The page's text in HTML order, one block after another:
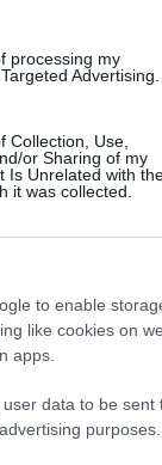
processing my
Advertising.
Collection, Use,
or Sharing of my
Is Unrelated with
it was collected.
to enable
like cookies on
apps.
data to be sent
purposes.